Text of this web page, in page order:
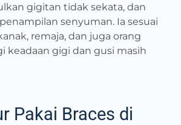
gigitan tidak sekata, dan
senyuman. Ia sesuai
remaja, dan juga orang
keadaan gigi dan gusi masih
Pakai Braces di